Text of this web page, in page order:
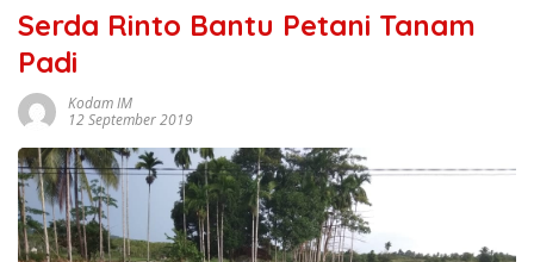
Serda Rinto Bantu Petani Tanam
Padi
Kodam IM
12 September 2019